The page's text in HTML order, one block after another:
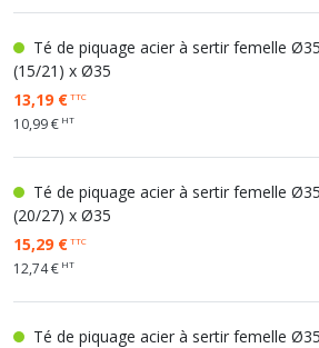
Té de piquage acier à sertir femelle
(15/21) x Ø35
13,19 €TTC
10,99 € HT
Té de piquage acier à sertir femelle
(20/27) x Ø35
15,29 €TTC
12,74 € HT
Té de piquage acier à sertir femelle